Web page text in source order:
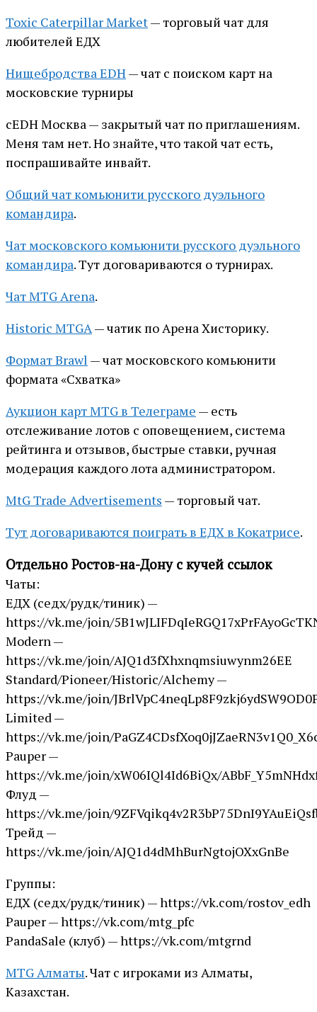
Toxic Caterpillar Market— торговый чат для
любителей ЕДХ
Нищебродства EDH— чат с поиском карт на
московские турниры
сEDH Москва — закрытый чат по приглашениям.
Меня там нет. Но знайте, что такой чат есть,
поспрашивайте инвайт.
Общий чат комьюнити русского дуэльного
командира.
Чат московского комьюнити русского дуэльного
командира. Тут договариваются о турнирах.
Чат MTG Arena.
Historic MTGA— чатик по Арена Хисторику.
Формат Brawl — чат московского комьюнити
формата «Схватка»
Аукцион карт MTG в Телеграме — есть
отслеживание лотов с оповещением, система
рейтинга и отзывов, быстрые ставки, ручная
модерация каждого лота администратором.
MtG Trade Advertisements — торговый чат.
Тут договариваются поиграть в ЕДХ в Кокатрисе.
Отдельно Ростов-на-Дону с кучей ссылок
Чаты:
ЕДХ (седх/рудк/тиник) —
https://vk.me/join/
Modern —
https://vk.me/join/AJQ1d3fXhxnqmsiuwynm26EE
Standard/Pioneer/Historic/Alchemy —
https://vk.me/join/
Limited —
https://vk.me/join/
Pauper —
https://vk.me/join/xW06IQl4Id6BiQx/
Флуд —
https://vk.me/join/
Трейд —
https://vk.me/join/AJQ1d4dMhBurNgtojOXxGnBe
Группы:
ЕДХ (седх/рудк/тиник) — https://vk.com/rostov_edh
Pauper — https://vk.com/mtg_pfc
PandaSale (клуб) — https://vk.com/mtgrnd
MTG Алматы. Чат с игроками из Алматы,
Казахстан.